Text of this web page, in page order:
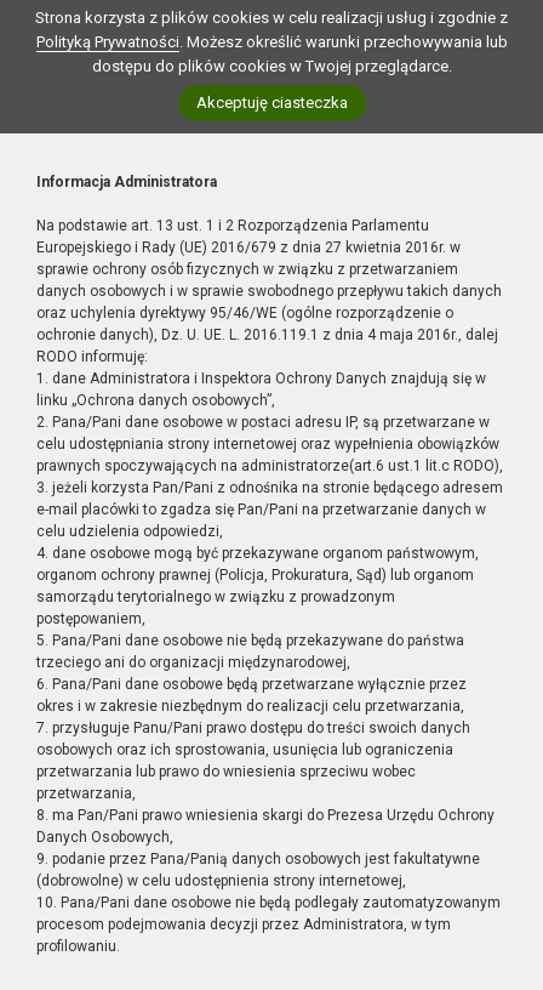
Strona korzysta z plików cookies w celu realizacji usług i zgodnie z
Polityką Prywatności. Możesz określić warunki przechowywania lub
dostępu do plików cookies w Twojej przeglądarce.
Akceptuję ciasteczka
Informacja Administratora
Na podstawie art. 13 ust. 1 i 2 Rozporządzenia Parlamentu
Europejskiego i Rady (UE) 2016/679 z dnia 27 kwietnia 2016r. w
sprawie ochrony osób fizycznych w związku z przetwarzaniem
danych osobowych i w sprawie swobodnego przepływu takich danych
oraz uchylenia dyrektywy 95/46/WE (ogólne rozporządzenie o
ochronie danych), Dz. U. UE. L. 2016.119.1 z dnia 4 maja 2016r., dalej
RODO informuję:
1. dane Administratora i Inspektora Ochrony Danych znajdują się w
linku „Ochrona danych osobowych”,
2. Pana/Pani dane osobowe w postaci adresu IP, są przetwarzane w
celu udostępniania strony internetowej oraz wypełnienia obowiązków
prawnych spoczywających na administratorze(art.6 ust.1 lit.c RODO),
3. jeżeli korzysta Pan/Pani z odnośnika na stronie będącego adresem
e-mail placówki to zgadza się Pan/Pani na przetwarzanie danych w
celu udzielenia odpowiedzi,
4. dane osobowe mogą być przekazywane organom państwowym,
organom ochrony prawnej (Policja, Prokuratura, Sąd) lub organom
samorządu terytorialnego w związku z prowadzonym
postępowaniem,
5. Pana/Pani dane osobowe nie będą przekazywane do państwa
trzeciego ani do organizacji międzynarodowej,
6. Pana/Pani dane osobowe będą przetwarzane wyłącznie przez
okres i w zakresie niezbędnym do realizacji celu przetwarzania,
7. przysługuje Panu/Pani prawo dostępu do treści swoich danych
osobowych oraz ich sprostowania, usunięcia lub ograniczenia
przetwarzania lub prawo do wniesienia sprzeciwu wobec
przetwarzania,
8. ma Pan/Pani prawo wniesienia skargi do Prezesa Urzędu Ochrony
Danych Osobowych,
9. podanie przez Pana/Panią danych osobowych jest fakultatywne
(dobrowolne) w celu udostępnienia strony internetowej,
10. Pana/Pani dane osobowe nie będą podlegały zautomatyzowanym
procesom podejmowania decyzji przez Administratora, w tym
profilowaniu.